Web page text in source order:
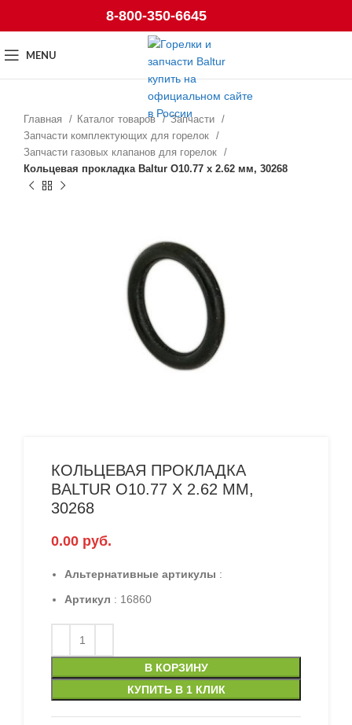
8-800-350-6645
MENU
Главная Каталог товаров
Запчасти
Запчасти комплектующих для горелок
Запчасти газовых клапанов для горелок
Кольцевая прокладка Baltur O10.77 x 2.62 мм, 30268
КОЛЬЦЕВАЯ ПРОКЛАДКА
BALTUR O10.77 X 2.62 ММ,
30268
0.00 руб.
Альтернативные артикулы :
Артикул : 16860
В КОРЗИНУ
КУПИТЬ В 1 КЛИК